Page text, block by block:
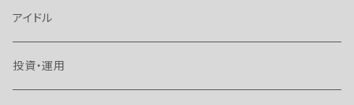
アイドル
投資・運用